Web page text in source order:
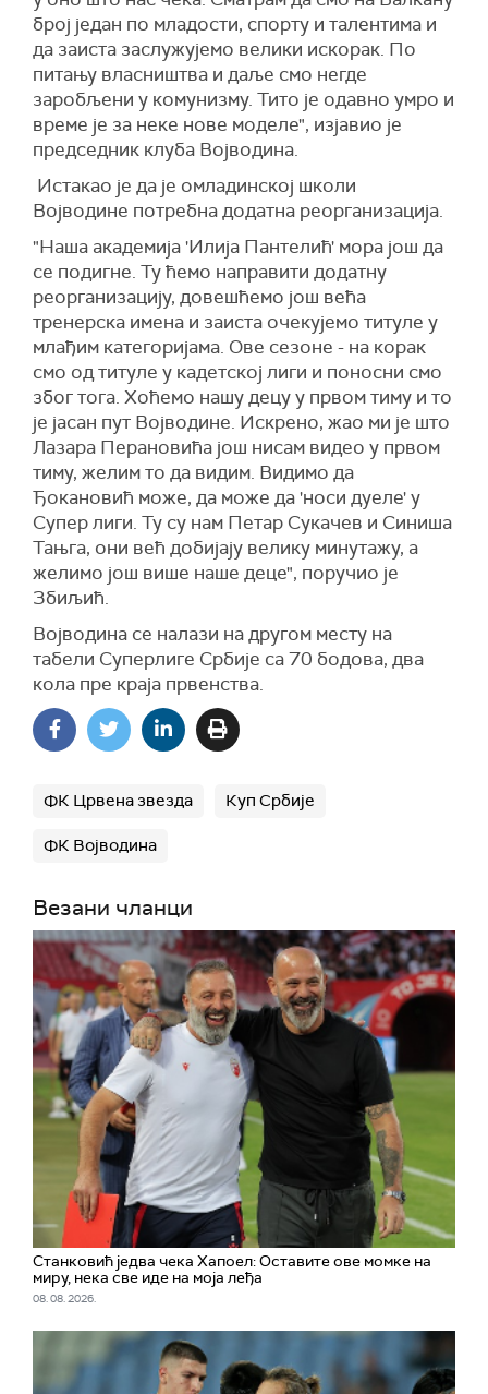
број један по младости, спорту и талентима и
да заиста заслужујемо велики искорак. По
питању власништва и даље смо негде
заробљени у комунизму. Тито је одавно умро и
време је за неке нове моделе", изјавио је
председник клуба Војводина.
Истакао је да је омладинској школи
Војводине потребна додатна реорганизација.
"Наша академија 'Илија Пантелић' мора још да
се подигне. Ту ћемо направити додатну
реорганизацију, довешћемо још већа
тренерска имена и заиста очекујемо титуле у
млађим категоријама. Ове сезоне - на корак
смо од титуле у кадетској лиги и поносни смо
због тога. Хоћемо нашу децу у првом тиму и то
је јасан пут Војводине. Искрено, жао ми је што
Лазара Перановића још нисам видео у првом
тиму, желим то да видим. Видимо да
Ђокановић може, да може да 'носи дуеле' у
Супер лиги. Ту су нам Петар Сукачев и Синиша
Тањга, они већ добијају велику минутажу, а
желимо још више наше деце", поручио је
Збиљић.
Војводина се налази на другом месту на
табели Суперлиге Србије са 70 бодова, два
кола пре краја првенства.
ФК Црвена звезда Куп Србије
ФК Војводина
Везани чланци
Станковић једва чека Хапоел: Оставите ове момке на
миру, нека све иде на моја леђа
08. 08. 2026.